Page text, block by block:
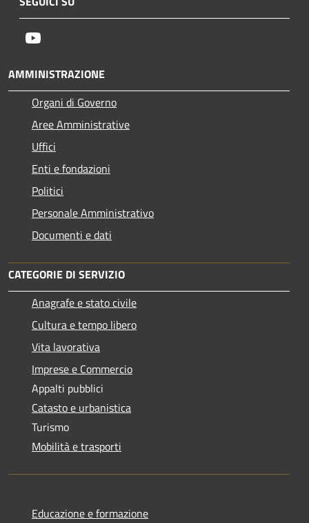
AMMINISTRAZIONE
Organi di Governo
Aree Amministrative
Uffici
Enti e fondazioni
Politici
Personale Amministrativo
Documenti e dati
CATEGORIE DI SERVIZIO
Anagrafe e stato civile
Cultura e tempo libero
Vita lavorativa
Imprese e Commercio
Appalti pubblici
Catasto e urbanistica
Turismo
Mobilità e trasporti
Educazione e formazione